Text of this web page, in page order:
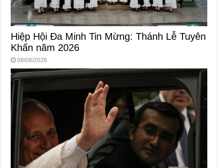
Hiệp Hội Đa Minh Tin Mừng: Thánh Lễ Tuyên
Khấn năm 2026
08/08/2026